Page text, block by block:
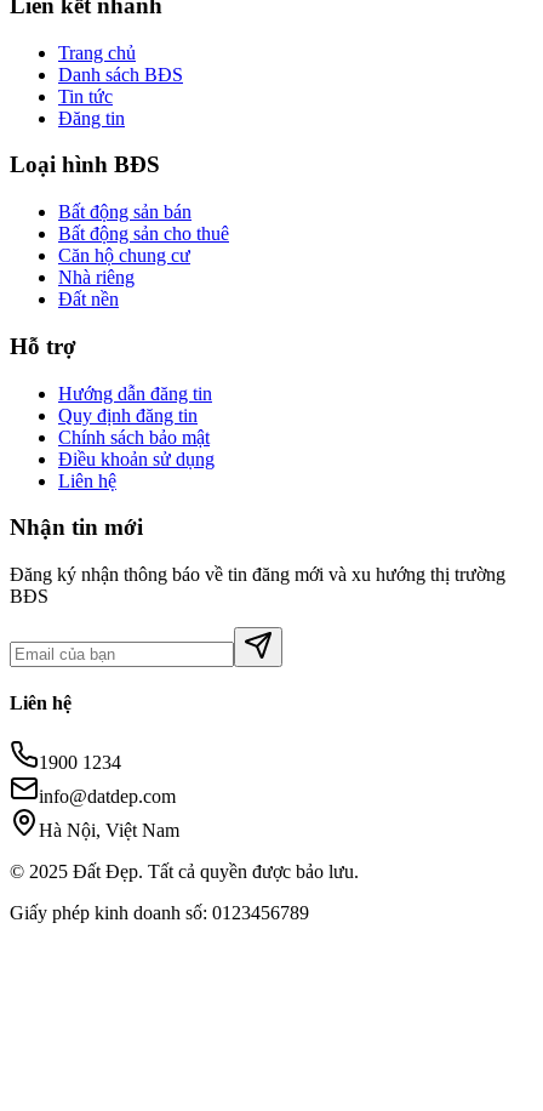
Liên kết nhanh
Trang chủ
Danh sách BĐS
Tin tức
Đăng tin
Loại hình BĐS
Bất động sản bán
Bất động sản cho thuê
Căn hộ chung cư
Nhà riêng
Đất nền
Hỗ trợ
Hướng dẫn đăng tin
Quy định đăng tin
Chính sách bảo mật
Điều khoản sử dụng
Liên hệ
Nhận tin mới
Đăng ký nhận thông báo về tin đăng mới và xu hướng thị trường
BĐS
Liên hệ
1900 1234
info@datdep.com
Hà Nội, Việt Nam
© 2025 Đất Đẹp. Tất cả quyền được bảo lưu.
Giấy phép kinh doanh số: 0123456789